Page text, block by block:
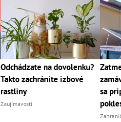
Odchádzate na dovolenku?
Takto zachránite izbové
rastliny
Zaujímavosti
sa